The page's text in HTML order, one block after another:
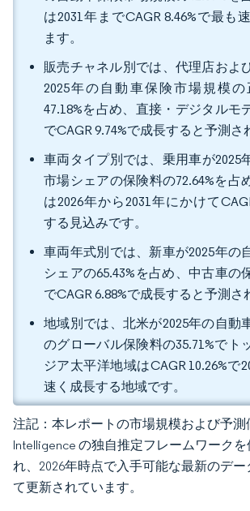
は2031年までCAGR 8.46%で最も
ます。
販売チャネル別では、代理店およ
2025年の自動車保険市場規模
47.18%を占め、直接・デジタルモ
でCAGR 9.74%で成長すると予測さ
車両タイプ別では、乗用車が2025
市場シェアの保険料の72.64%を占
は2026年から2031年にかけて
する見込みです。
車両年式別では、新車が2025年の
シェアの65.43%を占め、中古車の
でCAGR 6.88%で成長すると予測さ
地域別では、北米が2025年の自動
のグローバル保険料の35.71%でト
ジア太平洋地域はCAGR 10.26%で
速く成長する地域です。
注記：本レポートの市場規模および予測
Intelligence の独自推定フレームワーク
れ、2026年時点で入手可能な最新のデ
て更新されています。